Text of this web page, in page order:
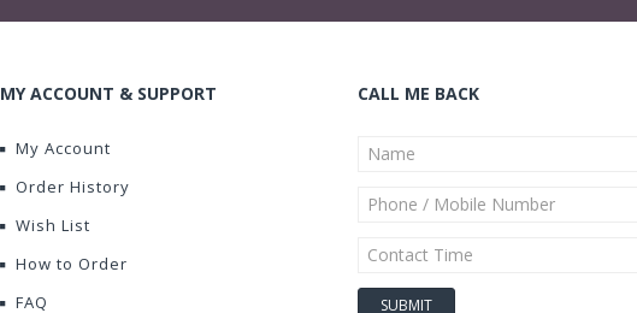
MY ACCOUNT & SUPPORT
My Account
Order History
Wish List
How to Order
FAQ
CALL ME BACK